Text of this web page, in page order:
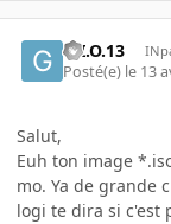
G.I.O.13
Posté(e) le 13
Salut,
Euh ton image
mo. Ya de grande
logi te dira si c'est